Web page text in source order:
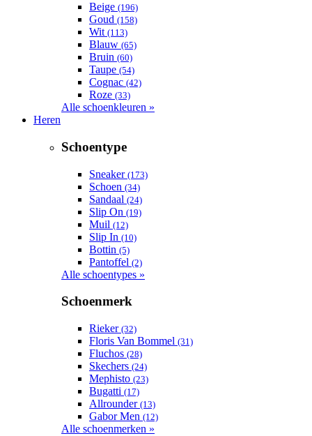
Beige (196)
Goud (158)
Wit (113)
Blauw (65)
Bruin (60)
Taupe (54)
Cognac (42)
Roze (33)
Alle schoenkleuren »
Heren
Schoentype
Sneaker (173)
Schoen (34)
Sandaal (24)
Slip On (19)
Muil (12)
Slip In (10)
Bottin (5)
Pantoffel (2)
Alle schoentypes »
Schoenmerk
Rieker (32)
Floris Van Bommel (31)
Fluchos (28)
Skechers (24)
Mephisto (23)
Bugatti (17)
Allrounder (13)
Gabor Men (12)
Alle schoenmerken »